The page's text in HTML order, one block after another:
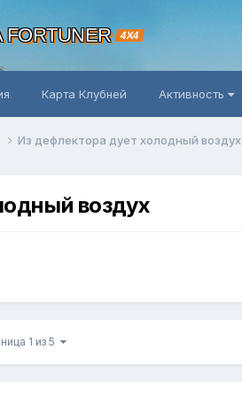
4X4
Карта Клубней Активность
Из дефлектора дует холодный воздух
воздух
1 из 5